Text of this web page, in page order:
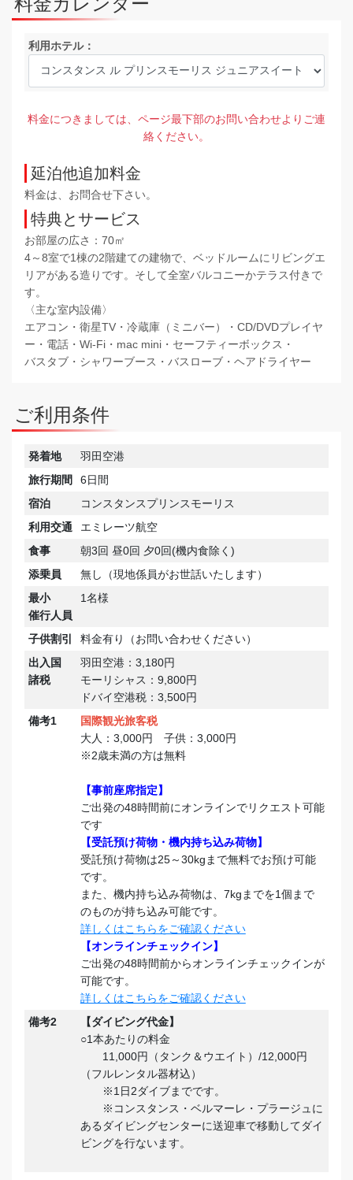
利用ホテル：
料金につきましては、ページ最下部のお問い合わせよりご連
絡ください。
延泊他追加料金
料金は、お問合せ下さい。
特典とサービス
お部屋の広さ：70㎡
4～8室で1棟の2階建ての建物で、ベッドルームにリビングエ
リアがある造りです。そして全室バルコニーかテラス付きで
す。
〈主な室内設備〉
エアコン・衛星TV・冷蔵庫（ミニバー）・CD/DVDプレイヤ
ー・電話・Wi-Fi・mac mini・セーフティーボックス・
バスタブ・シャワーブース・バスローブ・ヘアドライヤー
ご利用条件
発着地
羽田空港
旅行期間
6日間
宿泊
コンスタンスプリンスモーリス
利用交通
エミレーツ航空
食事
朝3回 昼0回 夕0回(機内食除く)
添乗員
無し（現地係員がお世話いたします）
最小
催行人員
1名様
子供割引
料金有り（お問い合わせください）
出入国
諸税
羽田空港：3,180円
モーリシャス：9,800円
ドバイ空港税：3,500円
備考1
国際観光旅客税
大人：3,000円 子供：3,000円
※2歳未満の方は無料
【事前座席指定】
ご出発の48時間前にオンラインでリクエスト可能
です
【受託預け荷物・機内持ち込み荷物】
受託預け荷物は25～30kgまで無料でお預け可能
です。
また、機内持ち込み荷物は、7kgまでを1個まで
のものが持ち込み可能です。
詳しくはこちらをご確認ください
【オンラインチェックイン】
ご出発の48時間前からオンラインチェックインが
可能です。
詳しくはこちらをご確認ください
備考2
【ダイビング代金】
○1本あたりの料金
11,000円（タンク＆ウエイト）/12,000円
（フルレンタル器材込）
※1日2ダイブまでです。
※コンスタンス・ベルマーレ・プラージュに
あるダイビングセンターに送迎車で移動してダイ
ビングを行ないます。